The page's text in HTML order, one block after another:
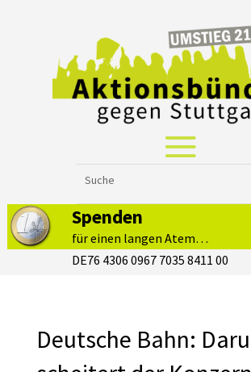
Spenden
für einen langen Atem…
DE76 4306 0967 7035 8411 00
Deutsche Bahn: